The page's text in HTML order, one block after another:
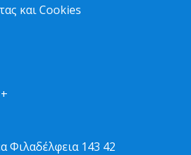
και Cookies
Φιλαδέλφεια 143 42